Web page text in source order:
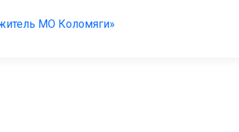
МО Коломяги»